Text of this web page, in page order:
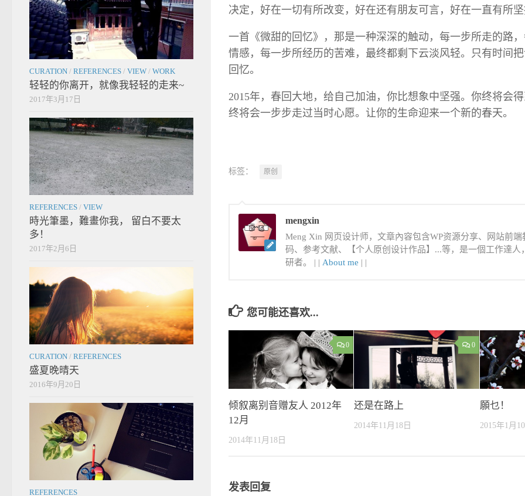
决定，好在一切有所改变，好在还有朋友可言，好在一直有所
一首《微甜的回忆》，那是一种深深的触动，每一步所走的路
情感，每一步所经历的苦难，最终都剩下云淡风轻。只有时间
回忆。
2015年，春回大地，给自己加油，你比想象中坚强。你终将会
终将会一步步走过当时心愿。让你的生命迎来一个新的春天。
标签： 原创
mengxin
Meng Xin 网页设计师，文章內容包含WP资源分享、网站前端
码、参考文献、【个人原创设计作品】...等，是一個工作達人
研者。 | | About me | |
您可能还喜欢...
0
倾叙离别音赠友人 2012年
12月
2014年11月18日
0
还是在路上
2014年11月18日
願乜！
2015年1月
发表回复
CURATION / REFERENCES / VIEW / WORK
轻轻的你离开，就像我轻轻的走来~
2017年3月17日
REFERENCES / VIEW
時光筆墨，難畫你我， 留白不要太
多！
2017年2月6日
CURATION / REFERENCES
盛夏晚晴天
2016年9月20日
REFERENCES